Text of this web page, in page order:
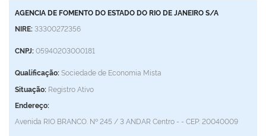
AGENCIA DE FOMENTO DO ESTADO DO RIO DE JANEIRO S/A
NIRE:33300272356
CNPJ:05940203000181
Qualificação:Sociedade de Economia Mista
Situação: Registro Ativo
Endereço:
Avenida RIO BRANCO. Nº 245 / 3 ANDAR Centro - -CEP: 20040009